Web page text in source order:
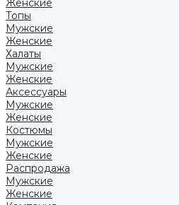
Женские
Топы
Мужские
Женские
Халаты
Мужские
Женские
Аксессуары
Мужские
Женские
Костюмы
Мужские
Женские
Распродажа
Мужские
Женские